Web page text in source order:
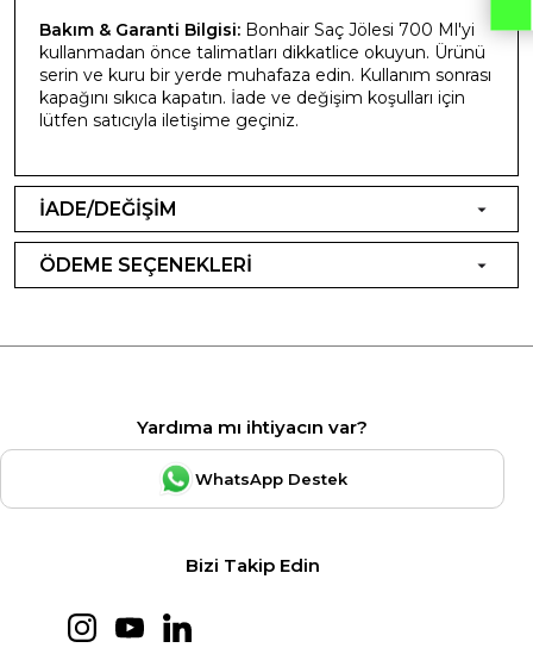
Bakım & Garanti Bilgisi: Bonhair Saç Jölesi 700 Ml'yi
kullanmadan önce talimatları dikkatlice okuyun. Ürünü
serin ve kuru bir yerde muhafaza edin. Kullanım sonrası
kapağını sıkıca kapatın. İade ve değişim koşulları için
lütfen satıcıyla iletişime geçiniz.
İADE/DEĞİŞİM
ÖDEME SEÇENEKLERİ
Yardıma mı ihtiyacın var?
WhatsApp Destek
Bizi Takip Edin